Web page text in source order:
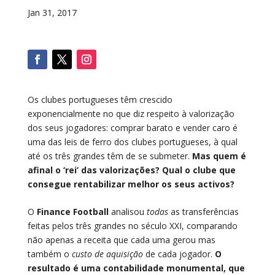
Jan 31, 2017
Os clubes portugueses têm crescido
exponencialmente no que diz respeito à valorização
dos seus jogadores: comprar barato e vender caro é
uma das leis de ferro dos clubes portugueses, à qual
até os três grandes têm de se submeter. Mas quem é
afinal o ‘rei’ das valorizações? Qual o clube que
consegue rentabilizar melhor os seus activos?
O Finance Footballanalisou todasas transferências
feitas pelos três grandes no século XXI, comparando
não apenas a receita que cada uma gerou mas
também o custo de aquisiçãode cada jogador. O
resultado é uma contabilidade monumental, que